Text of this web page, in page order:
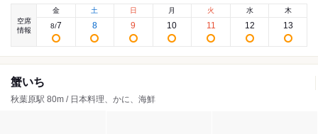
空席
情報
金
8/7
土
8
日
9
月
10
火
11
水
12
木
13
蟹いち
秋葉原駅 80m / 日本料理、かに、海鮮